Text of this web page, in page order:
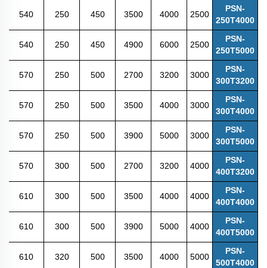
PSN-
250T4000
2500
4000
3500
450
250
540
PSN-
250T5000
2500
6000
4900
450
250
540
PSN-
300T3200
3000
3200
2700
500
250
570
PSN-
300T4000
3000
4000
3500
500
250
570
PSN-
300T5000
3000
5000
3900
500
250
570
PSN-
400T3200
4000
3200
2700
500
300
570
PSN-
400T4000
4000
4000
3500
500
300
610
PSN-
400T5000
4000
5000
3900
500
300
610
PSN-
500T4000
5000
4000
3500
500
320
610